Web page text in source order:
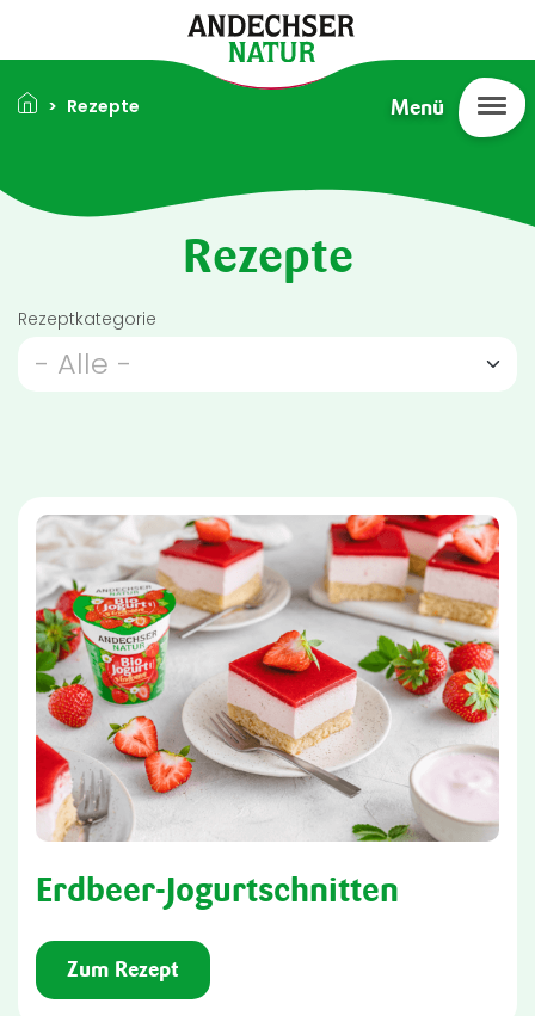
Direkt zum Inhalt
Menü
Pfadnavigation
Rezepte
Rezepte
Rezeptkategorie
Erdbeer-Jogurtschnitten
Zum Rezept